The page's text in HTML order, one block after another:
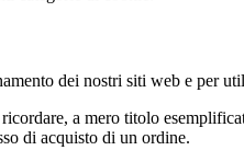
dei nostri siti web e per
a mero titolo
di acquisto di un ordine.